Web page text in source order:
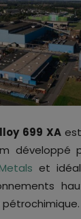
699 XAest
développé
et
pétrochimique.